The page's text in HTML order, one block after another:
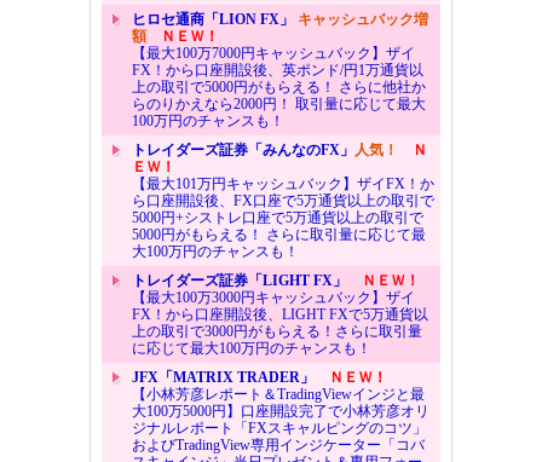
ヒロセ通商「LION FX」 キャッシュバック増
額ＮＥＷ！
【最大100万7000円キャッシュバック】ザイ
FX！から口座開設後、英ポンド/円1万通貨以
上の取引で5000円がもらえる！ さらに他社か
らのりかえなら2000円！ 取引量に応じて最大
100万円のチャンスも！
トレイダーズ証券「みんなのFX」 人気！
Ｎ
ＥＷ！
【最大101万円キャッシュバック】ザイFX！か
ら口座開設後、FX口座で5万通貨以上の取引で
5000円+シストレ口座で5万通貨以上の取引で
5000円がもらえる！ さらに取引量に応じて最
大100万円のチャンスも！
トレイダーズ証券「LIGHT FX」
ＮＥＷ！
【最大100万3000円キャッシュバック】ザイ
FX！から口座開設後、LIGHT FXで5万通貨以
上の取引で3000円がもらえる！さらに取引量
に応じて最大100万円のチャンスも！
JFX「MATRIX TRADER」
ＮＥＷ！
【小林芳彦レポート＆TradingViewインジと最
大100万5000円】口座開設完了で小林芳彦オリ
ジナルレポート「FXスキャルピングのコツ」
およびTradingView専用インジケーター「コバ